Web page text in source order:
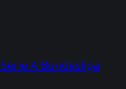
Serie A Bundesliga